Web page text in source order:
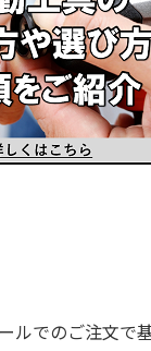
ルでのご注文で